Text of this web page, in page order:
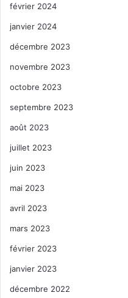
février 2024
janvier 2024
décembre 2023
novembre 2023
octobre 2023
septembre 2023
août 2023
juillet 2023
juin 2023
mai 2023
avril 2023
mars 2023
février 2023
janvier 2023
décembre 2022